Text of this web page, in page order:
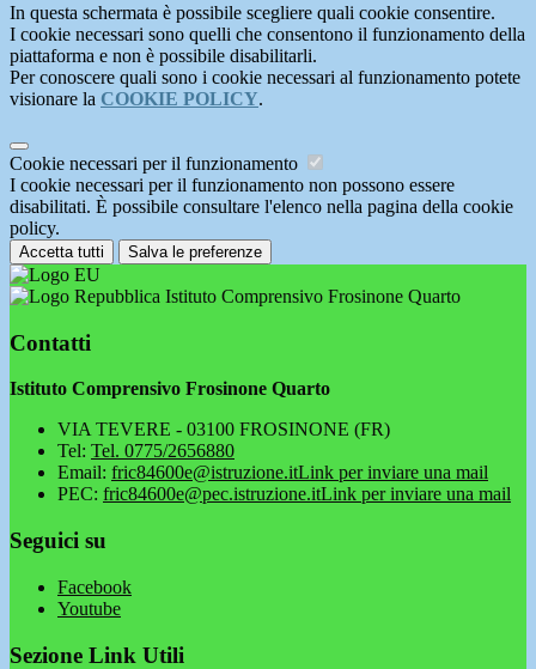
In questa schermata è possibile scegliere quali cookie consentire.
I cookie necessari sono quelli che consentono il funzionamento della
piattaforma e non è possibile disabilitarli.
Per conoscere quali sono i cookie necessari al funzionamento potete
visionare la COOKIE POLICY.
Cookie necessari per il funzionamento
I cookie necessari per il funzionamento non possono essere
disabilitati. È possibile consultare l'elenco nella pagina della cookie
policy.
Accetta tutti Salva le preferenze
Istituto Comprensivo Frosinone Quarto
Contatti
Istituto Comprensivo Frosinone Quarto
VIA TEVERE - 03100 FROSINONE (FR)
Tel: Tel. 0775/2656880
Email: fric84600e@istruzione.itLink per inviare una mail
PEC: fric84600e@pec.istruzione.itLink per inviare una mail
Seguici su
Facebook
Youtube
Sezione Link Utili